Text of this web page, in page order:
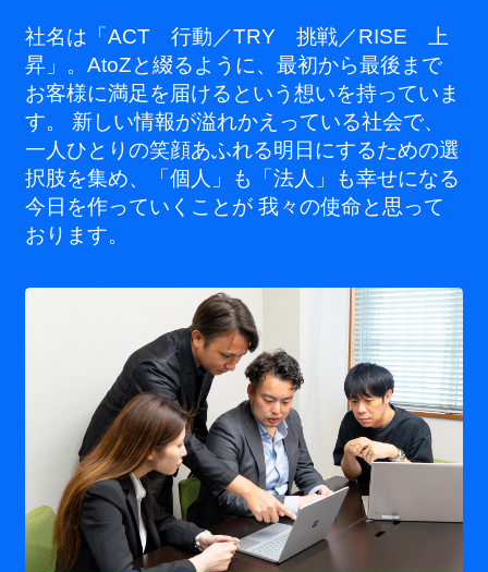
社名は「ACT 行動／TRY 挑戦／RISE 上
昇」。AtoZと綴るように、最初から最後まで
お客様に満足を届けるという想いを持っていま
す。 新しい情報が溢れかえっている社会で、
一人ひとりの笑顔あふれる明日にするための選
択肢を集め、「個人」も「法人」も幸せになる
今日を作っていくことが 我々の使命と思って
おります。